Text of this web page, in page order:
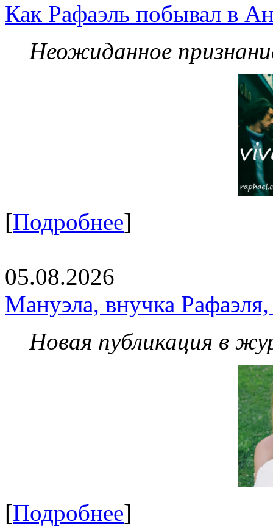
Как Рафаэль побывал в
Неожиданное
[Подробнее]
05.08.2026
Мануэла, внучка
Новая публикация в
[Подробнее]